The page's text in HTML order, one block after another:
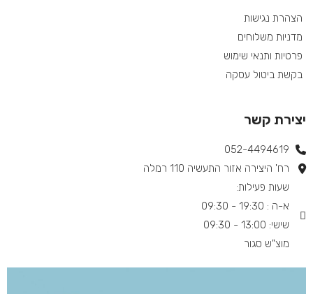
הצהרת נגישות
מדניות משלוחים
פרטיות ותנאי שימוש
בקשת ביטול עסקה
יצירת קשר
052-4494619​
רח' היצירה אזור התעשיה 110 רמלה
שעות פעילות:
א-ה : 19:30 - 09:30
שישי: 13:00 - 09:30
מוצ"ש סגור